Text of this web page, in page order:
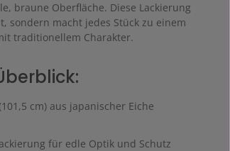
braune Oberfläche. Diese Lackierung
sondern macht jedes Stück zu einem
traditionellem Charakter.
cm) aus japanischer Eiche
für edle Optik und Schutz